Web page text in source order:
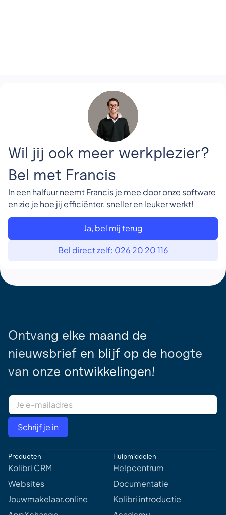
Wil jij ook meer werkplezier?
Bel met Francis
In een halfuur neemt Francis je mee door onze software
en zie je hoe jij efficiënter, sneller en leuker werkt!
Ja, bel mij terug
Bel direct zelf: 026 20 20 116
Ontvang elke maand de
nieuwsbrief en blijf op de hoogte
van onze ontwikkelingen!
E
a
l
d
r
s
*
Schrijf je in
Producten
Kolibri CRM
Websites
Jouwmakelaar.online
Hulpmiddelen
Helpcentrum
Documentatie
Kolibri introductie